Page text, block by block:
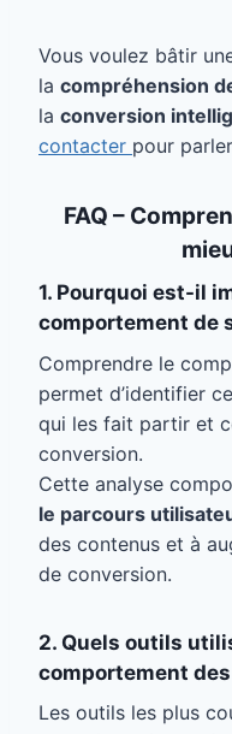
Vous voulez bâtir
la compréhension
la conversion
contacter pour
FAQ –
1. Pourquoi est-il
comportement de
Comprendre le
permet d’identifier
qui les fait partir et
conversion.
Cette analyse
le parcours
des contenus et à
de conversion.
2. Quels outils
comportement
Les outils les plus